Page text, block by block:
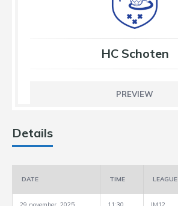
HC Schoten
PREVIEW
Details
DATE TIME LEAGUE